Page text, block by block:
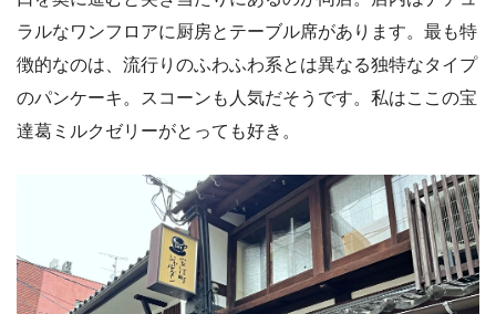
ラルなワンフロアに厨房とテーブル席があります。最も特
徴的なのは、流行りのふわふわ系とは異なる独特なタイプ
のパンケーキ。スコーンも人気だそうです。私はここの宝
達葛ミルクゼリーがとっても好き。